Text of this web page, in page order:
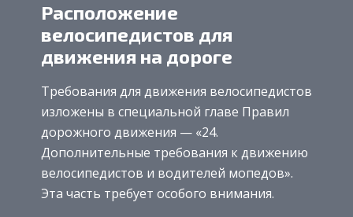
Расположение
велосипедистов для
движения на дороге
Требования для движения велосипедистов
изложены в специальной главе Правил
дорожного движения — «24.
Дополнительные требования к движению
велосипедистов и водителей мопедов».
Эта часть требует особого внимания.